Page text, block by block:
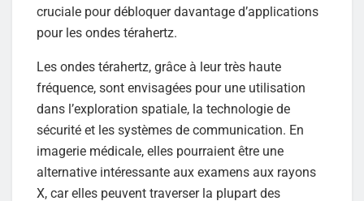
cruciale pour débloquer davantage d’applications
pour les ondes térahertz.
Les ondes térahertz, grâce à leur très haute
fréquence, sont envisagées pour une utilisation
dans l’exploration spatiale, la technologie de
sécurité et les systèmes de communication. En
imagerie médicale, elles pourraient être une
alternative intéressante aux examens aux rayons
X, car elles peuvent traverser la plupart des